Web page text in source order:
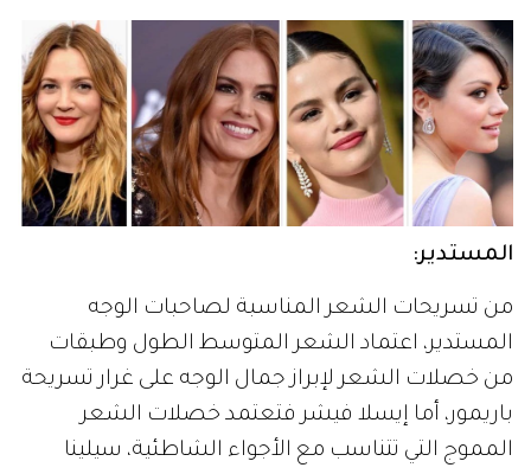
المستدير:
من تسريحات الشعر المناسبة لصاحبات الوجه
المستدير، اعتماد الشعر المتوسط الطول وطبقات
من خصلات الشعر لإبراز جمال الوجه على غرار تسريحة
باريمور، أما إيسلا فيشر فتعتمد خصلات الشعر
المموج التي تتناسب مع الأجواء الشاطئية، سيلينا